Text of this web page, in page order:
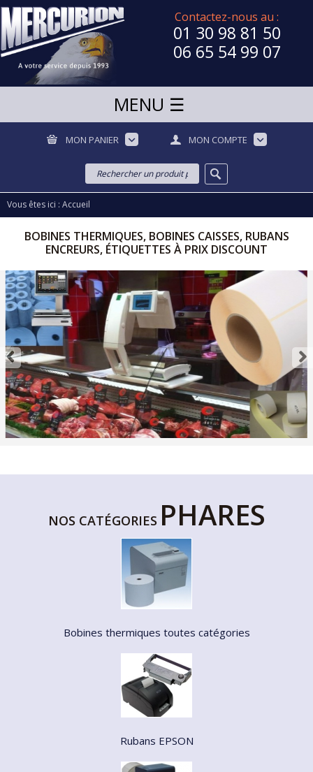
Contactez-nous au :
01 30 98 81 50
06 65 54 99 07
MON PANIER MON COMPTE
Vous êtes ici : Accueil
BOBINES THERMIQUES, BOBINES CAISSES, RUBANS
ENCREURS, ÉTIQUETTES À PRIX DISCOUNT
NOS CATÉGORIES PHARES
Bobines thermiques toutes catégories
Rubans EPSON